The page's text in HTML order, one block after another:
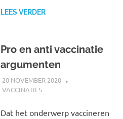
LEES VERDER
Pro en anti vaccinatie
argumenten
20 NOVEMBER 2020
VACCINATIES
Dat het onderwerp vaccineren